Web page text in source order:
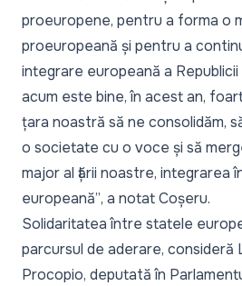
proeuropene, pentru a forma o
proeuropeană și pentru a
integrare europeană a Republicii
acum este bine, în acest an,
țara noastră să ne consolidăm,
o societate cu o voce și să
major al țării noastre, integrarea
europeană”, a notat Coșeru.
Solidaritatea între statele
parcursul de aderare, consideră
Procopio, deputată în